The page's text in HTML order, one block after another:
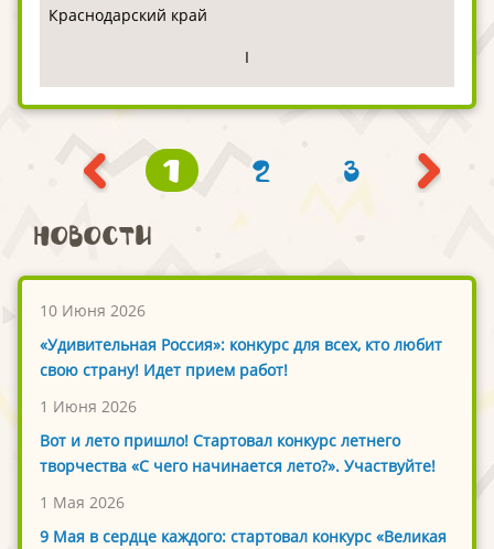
Краснодарский край
I
1 2 3
Новости
10 Июня 2026
«Удивительная Россия»: конкурс для всех, кто любит
свою страну! Идет прием работ!
1 Июня 2026
Вот и лето пришло! Стартовал конкурс летнего
творчества «С чего начинается лето?». Участвуйте!
1 Мая 2026
9 Мая в сердце каждого: стартовал конкурс «Великая